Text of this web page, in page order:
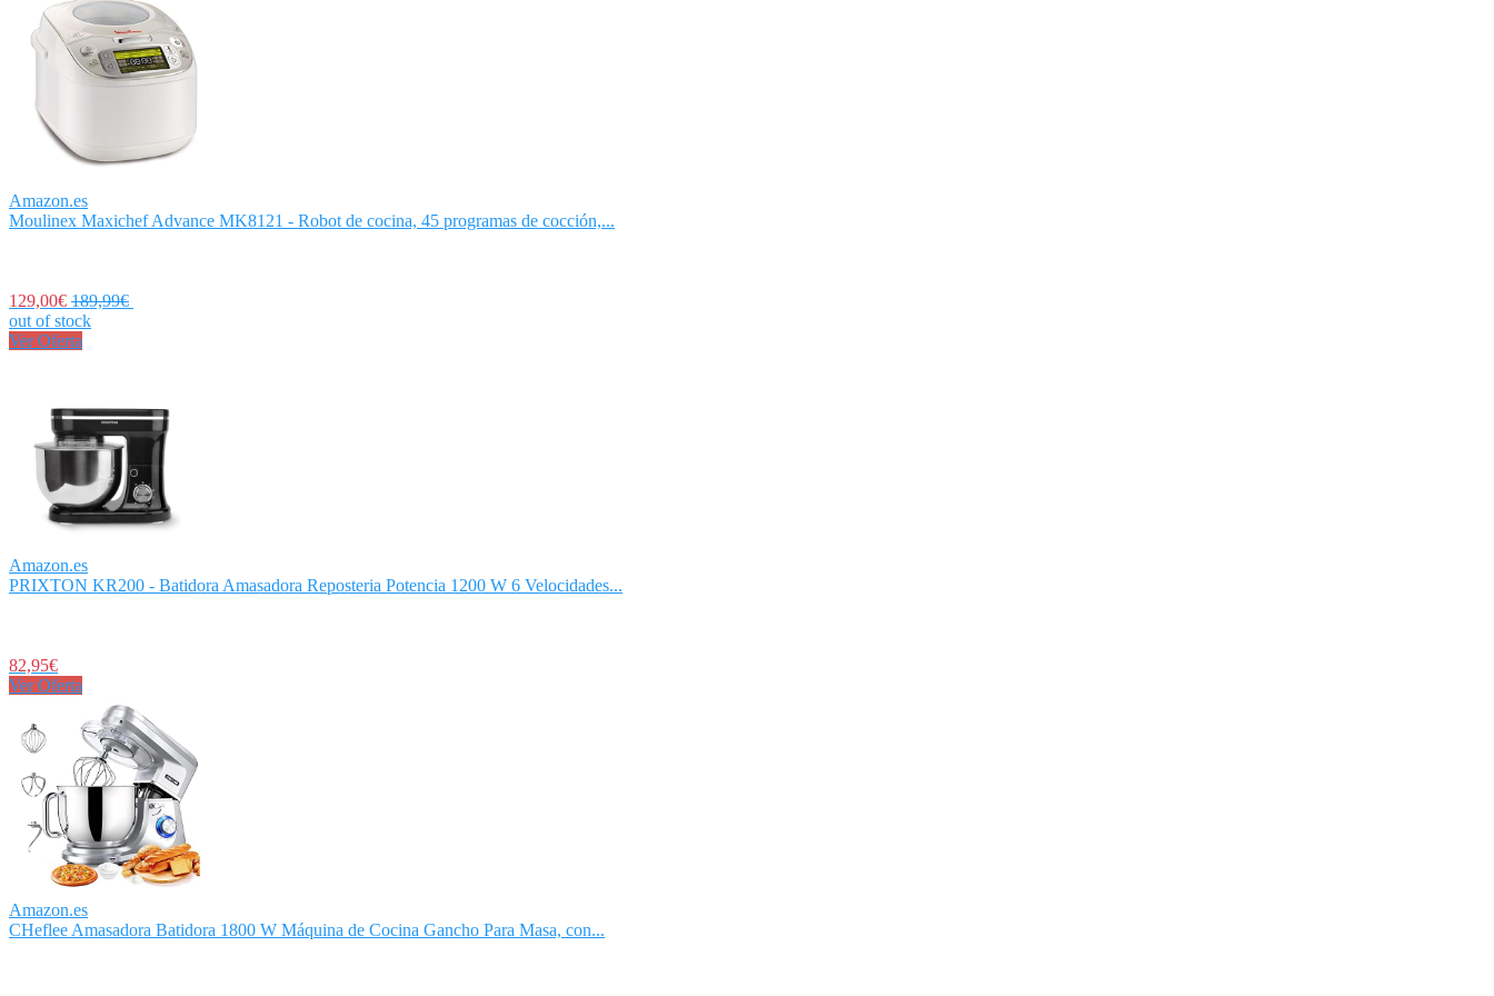
Amazon.es
Moulinex Maxichef Advance MK8121 - Robot de cocina, 45 programas de cocción,...
129,00€ 189,99€
out of stock
Ver Oferta
Amazon.es
PRIXTON KR200 - Batidora Amasadora Reposteria Potencia 1200 W 6 Velocidades...
82,95€
Ver Oferta
Amazon.es
CHeflee Amasadora Batidora 1800 W Máquina de Cocina Gancho Para Masa, con...